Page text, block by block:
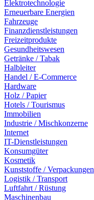
Elektrotechnologie
Erneuerbare Energien
Fahrzeuge
Finanzdienstleistungen
Freizeitprodukte
Gesundheitswesen
Getränke / Tabak
Halbleiter
Handel / E-Commerce
Hardware
Holz / Papier
Hotels / Tourismus
Immobilien
Industrie / Mischkonzerne
Internet
IT-Dienstleistungen
Konsumgüter
Kosmetik
Kunststoffe / Verpackungen
Logistik / Transport
Luftfahrt / Rüstung
Maschinenbau